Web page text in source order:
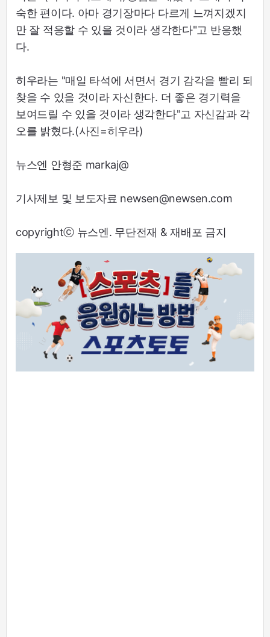
숙한 편이다. 아마 경기장마다 다르게 느껴지겠지
만 잘 적응할 수 있을 것이라 생각한다"고 반응했
다.
히우라는 "매일 타석에 서면서 경기 감각을 빨리 되
찾을 수 있을 것이라 자신한다. 더 좋은 경기력을
보여드릴 수 있을 것이라 생각한다"고 자신감과 각
오를 밝혔다.(사진=히우라)
뉴스엔 안형준 markaj@
기사제보 및 보도자료 newsen@newsen.com
copyrightⓒ 뉴스엔. 무단전재 & 재배포 금지